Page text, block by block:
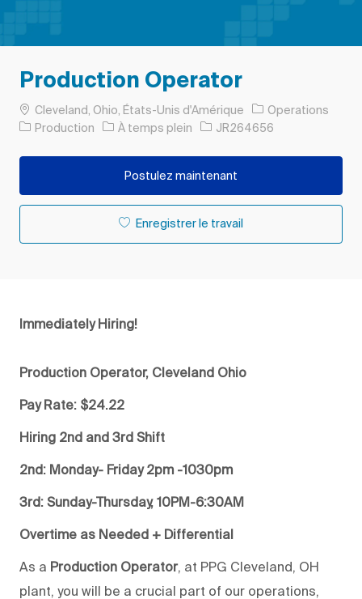
Production Operator
Emplacement
Cleveland, Ohio, États-Unis d'Amérique
Operations
Catégorie
Production Type d’emploi
À temps plein ID de l’emploi
JR264656
Postulez maintenant
Enregistrer le travail
Immediately Hiring!
Production Operator, Cleveland Ohio
Pay Rate: $24.22
Hiring 2nd and 3rd Shift
2nd: Monday- Friday 2pm -1030pm
3rd: Sunday-Thursday, 10PM-6:30AM
Overtime as Needed + Differential
As a Production Operator, at PPG Cleveland, OH
plant, you will be a crucial part of our operations,